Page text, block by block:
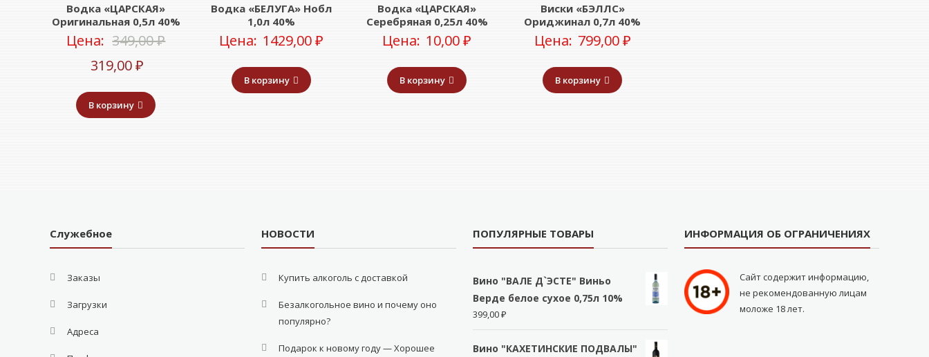
Водка «ЦАРСКАЯ»
Оригинальная 0,5л 40%
Цена: 349,00₽Первоначальная
составляла
319,00₽Текущая
цена:
319,00 ₽.
В корзину
Водка «БЕЛУГА» Нобл
1,0л 40%
Цена: 1429,00₽
В корзину
Водка «ЦАРСКАЯ»
Серебряная 0,25л 40%
Цена: 10,00₽
В корзину
Виски «БЭЛЛС»
Ориджинал 0,7л 40%
Цена: 799,00₽
В корзину
Служебное
Заказы
Загрузки
Адреса
НОВОСТИ
Купить алкоголь с доставкой
Безалкогольное вино и почему оно
популярно?
Подарок к новому году — Хорошее
ПОПУЛЯРНЫЕ ТОВАРЫ
Вино "ВАЛЕ Д`ЭСТЕ" Виньо
Верде белое сухое 0,75л 10%
399,00₽
Вино "КАХЕТИНСКИЕ ПОДВАЛЫ"
ИНФОРМАЦИЯ ОБ ОГРАНИЧЕНИЯХ
Сайт содержит информацию,
не рекомендованную лицам
моложе 18 лет.